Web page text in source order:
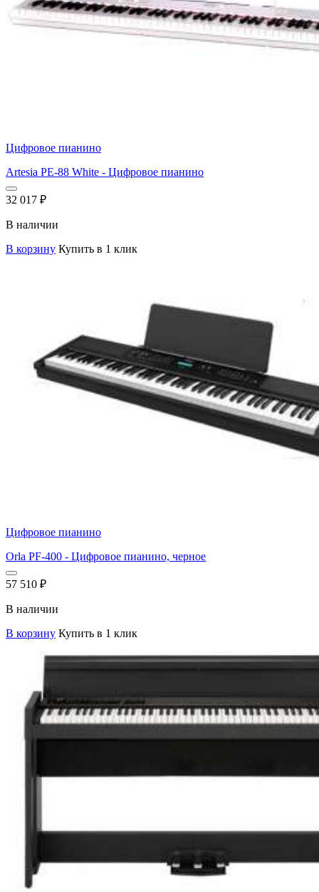
Цифровое пианино
Artesia PE-88 White - Цифровое пианино
32 017 ₽
В наличии
В корзину Купить в 1 клик
Цифровое пианино
Orla PF-400 - Цифровое пианино, черное
57 510 ₽
В наличии
В корзину Купить в 1 клик